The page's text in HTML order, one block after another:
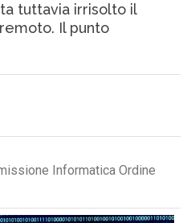
tuttavia irrisolto il
Il punto
Informatica Ordine